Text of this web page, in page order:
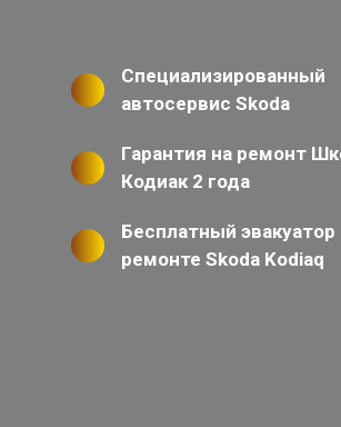
Специализированный
автосервис Skoda
Гарантия на ремонт
Кодиак 2 года
Бесплатный эвакуатор
ремонте Skoda Kodiaq